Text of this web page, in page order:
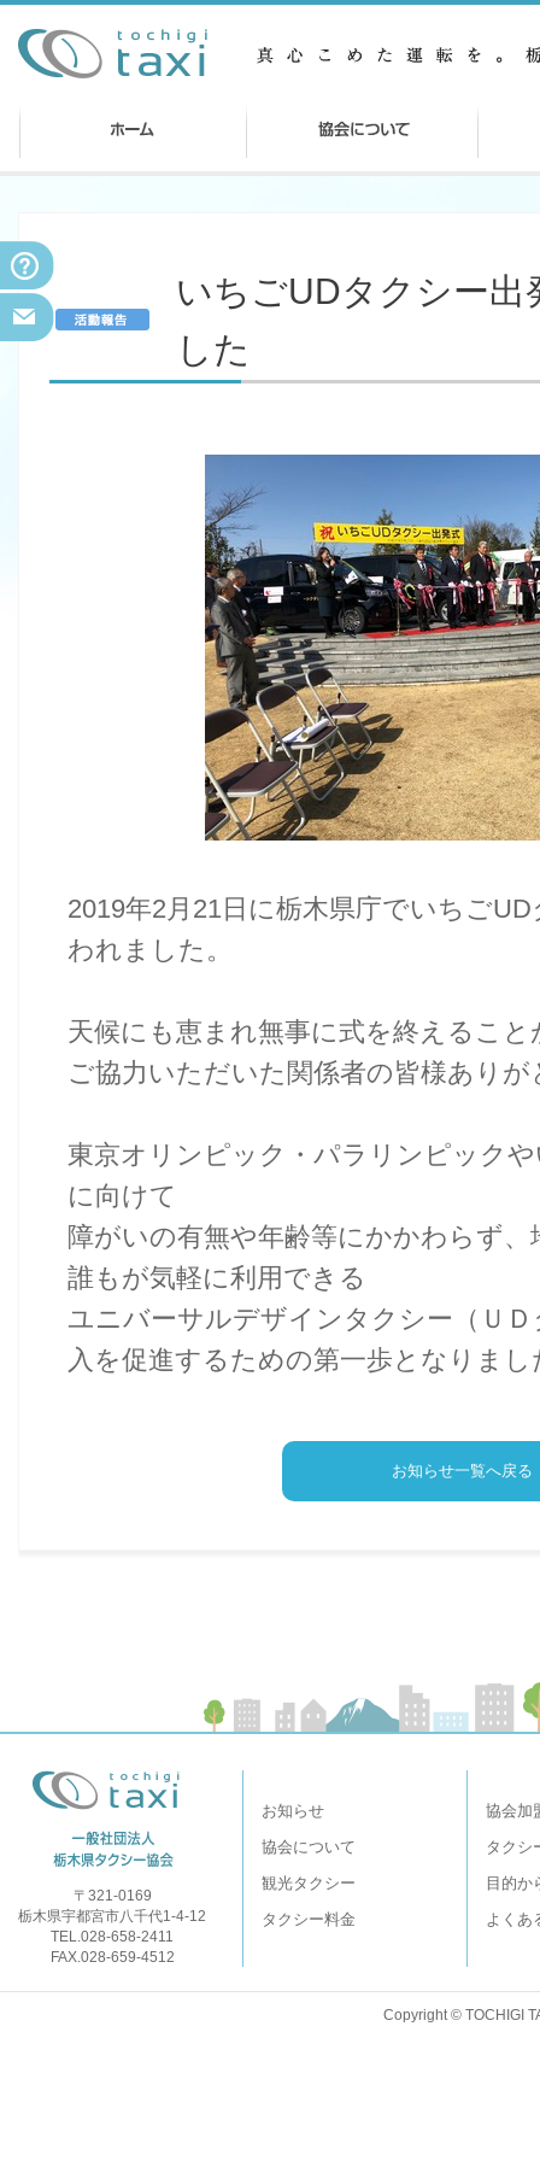
いちごUDタクシー
した
2019年2月21日に栃木県庁でいちご
われました。
天候にも恵まれ無事に式を終えるこ
ご協力いただいた関係者の皆様あり
東京オリンピック・パラリンピック
に向けて
障がいの有無や年齢等にかかわらず
誰もが気軽に利用できる
ユニバーサルデザインタクシー（Ｕ
入を促進するための第一歩となりまし
お知らせ一覧へ戻る
〒321-0169
栃木県宇都宮市八千代1-4-12
TEL.028-658-2411
FAX.028-659-4512
お知らせ
協会について
観光タクシー
タクシー料金
協会加
タクシ
目的か
よくあ
Copyright © TOCHIGI